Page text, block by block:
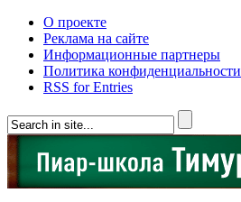
О проекте
Реклама на сайте
Информационные партнеры
Политика конфиденциальности
RSS for Entries